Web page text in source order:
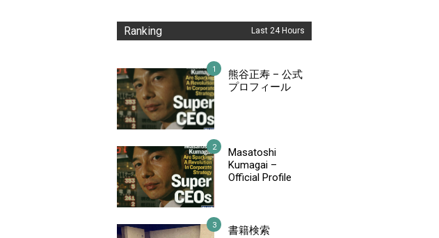
Ranking Last 24 Hours
熊谷正寿 – 公式
プロフィール
Masatoshi
Kumagai –
Official Profile
書籍検索